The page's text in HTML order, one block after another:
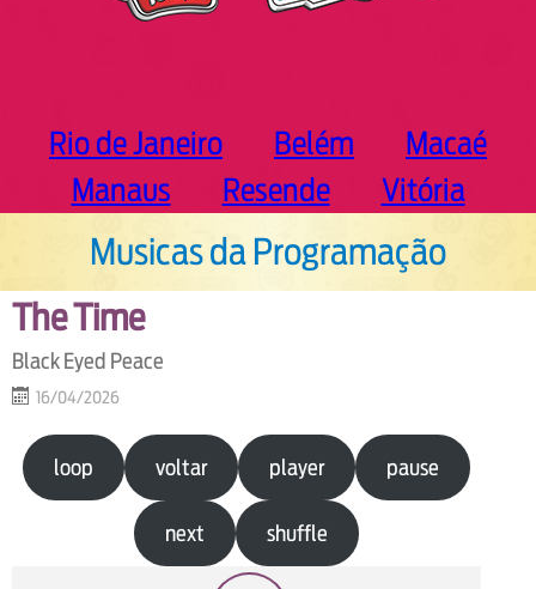
Rio de Janeiro Belém
Macaé
Manaus
Resende Vitória
Musicas da Programação
The Time
Black Eyed Peace
16/04/2026
loop voltar player pause
next shuffle